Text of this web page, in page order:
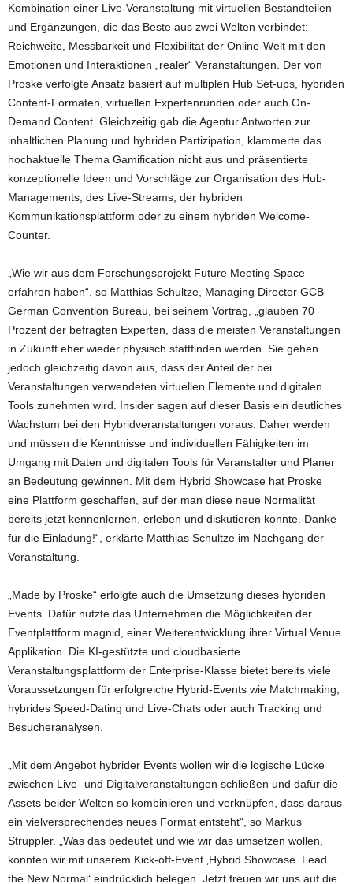
Kombination einer Live-Veranstaltung mit virtuellen Bestandteilen
und Ergänzungen, die das Beste aus zwei Welten verbindet:
Reichweite, Messbarkeit und Flexibilität der Online-Welt mit den
Emotionen und Interaktionen „realer“ Veranstaltungen. Der von
Proske verfolgte Ansatz basiert auf multiplen Hub Set-ups, hybriden
Content-Formaten, virtuellen Expertenrunden oder auch On-
Demand Content. Gleichzeitig gab die Agentur Antworten zur
inhaltlichen Planung und hybriden Partizipation, klammerte das
hochaktuelle Thema Gamification nicht aus und präsentierte
konzeptionelle Ideen und Vorschläge zur Organisation des Hub-
Managements, des Live-Streams, der hybriden
Kommunikationsplattform oder zu einem hybriden Welcome-
Counter.
„Wie wir aus dem Forschungsprojekt Future Meeting Space
erfahren haben“, so Matthias Schultze, Managing Director GCB
German Convention Bureau, bei seinem Vortrag, „glauben 70
Prozent der befragten Experten, dass die meisten Veranstaltungen
in Zukunft eher wieder physisch stattfinden werden. Sie gehen
jedoch gleichzeitig davon aus, dass der Anteil der bei
Veranstaltungen verwendeten virtuellen Elemente und digitalen
Tools zunehmen wird. Insider sagen auf dieser Basis ein deutliches
Wachstum bei den Hybridveranstaltungen voraus. Daher werden
und müssen die Kenntnisse und individuellen Fähigkeiten im
Umgang mit Daten und digitalen Tools für Veranstalter und Planer
an Bedeutung gewinnen. Mit dem Hybrid Showcase hat Proske
eine Plattform geschaffen, auf der man diese neue Normalität
bereits jetzt kennenlernen, erleben und diskutieren konnte. Danke
für die Einladung!“, erklärte Matthias Schultze im Nachgang der
Veranstaltung.
„Made by Proske“ erfolgte auch die Umsetzung dieses hybriden
Events. Dafür nutzte das Unternehmen die Möglichkeiten der
Eventplattform magnid, einer Weiterentwicklung ihrer Virtual Venue
Applikation. Die KI-gestützte und cloudbasierte
Veranstaltungsplattform der Enterprise-Klasse bietet bereits viele
Voraussetzungen für erfolgreiche Hybrid-Events wie Matchmaking,
hybrides Speed-Dating und Live-Chats oder auch Tracking und
Besucheranalysen.
„Mit dem Angebot hybrider Events wollen wir die logische Lücke
zwischen Live- und Digitalveranstaltungen schließen und dafür die
Assets beider Welten so kombinieren und verknüpfen, dass daraus
ein vielversprechendes neues Format entsteht“, so Markus
Struppler. „Was das bedeutet und wie wir das umsetzen wollen,
konnten wir mit unserem Kick-off-Event ‚Hybrid Showcase. Lead
the New Normal‘ eindrücklich belegen. Jetzt freuen wir uns auf die